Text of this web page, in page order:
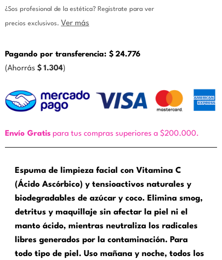
¿Sos profesional de la estética? Registrate para ver
precios exclusivos. Ver más
Pagando por transferencia: $ 24.776
(Ahorrás $ 1.304)
Envío Gratis para tus compras superiores a $200.000.
Espuma de limpieza facial con Vitamina C
(Ácido Ascórbico) y tensioactivos naturales y
biodegradables de azúcar y coco. Elimina smog,
detritus y maquillaje sin afectar la piel ni el
manto ácido, mientras neutraliza los radicales
libres generados por la contaminación. Para
todo tipo de piel. Uso mañana y noche, todos los